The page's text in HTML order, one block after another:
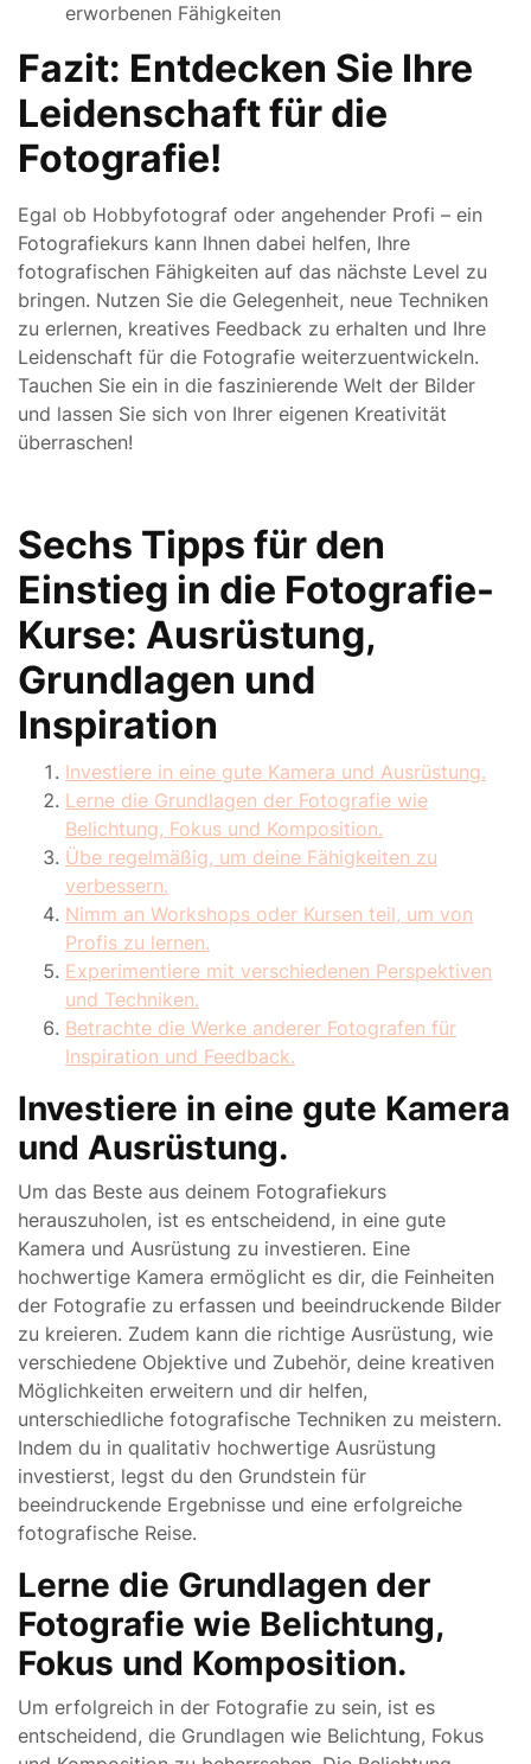
erworbenen Fähigkeiten
Fazit: Entdecken Sie Ihre
Leidenschaft für die
Fotografie!
Egal ob Hobbyfotograf oder angehender Profi – ein
Fotografiekurs kann Ihnen dabei helfen, Ihre
fotografischen Fähigkeiten auf das nächste Level zu
bringen. Nutzen Sie die Gelegenheit, neue Techniken
zu erlernen, kreatives Feedback zu erhalten und Ihre
Leidenschaft für die Fotografie weiterzuentwickeln.
Tauchen Sie ein in die faszinierende Welt der Bilder
und lassen Sie sich von Ihrer eigenen Kreativität
überraschen!
Sechs Tipps für den
Einstieg in die Fotografie-
Kurse: Ausrüstung,
Grundlagen und
Inspiration
Investiere in eine gute Kamera und Ausrüstung.
Lerne die Grundlagen der Fotografie wie
Belichtung, Fokus und Komposition.
Übe regelmäßig, um deine Fähigkeiten zu
verbessern.
Nimm an Workshops oder Kursen teil, um von
Profis zu lernen.
Experimentiere mit verschiedenen Perspektiven
und Techniken.
Betrachte die Werke anderer Fotografen für
Inspiration und Feedback.
Investiere in eine gute Kamera
und Ausrüstung.
Um das Beste aus deinem Fotografiekurs
herauszuholen, ist es entscheidend, in eine gute
Kamera und Ausrüstung zu investieren. Eine
hochwertige Kamera ermöglicht es dir, die Feinheiten
der Fotografie zu erfassen und beeindruckende Bilder
zu kreieren. Zudem kann die richtige Ausrüstung, wie
verschiedene Objektive und Zubehör, deine kreativen
Möglichkeiten erweitern und dir helfen,
unterschiedliche fotografische Techniken zu meistern.
Indem du in qualitativ hochwertige Ausrüstung
investierst, legst du den Grundstein für
beeindruckende Ergebnisse und eine erfolgreiche
fotografische Reise.
Lerne die Grundlagen der
Fotografie wie Belichtung,
Fokus und Komposition.
Um erfolgreich in der Fotografie zu sein, ist es
entscheidend, die Grundlagen wie Belichtung, Fokus